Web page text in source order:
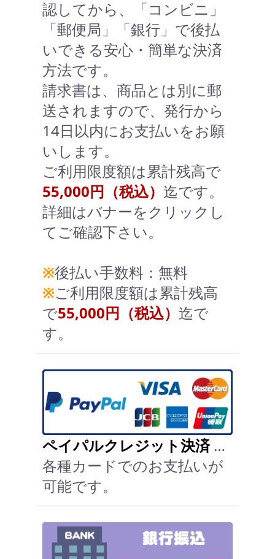
認してから、「コンビニ」
「郵便局」「銀行」で後払
いできる安心・簡単な決済
方法です。
請求書は、商品とは別に郵
送されますので、発行から
14日以内にお支払いをお願
いします。
ご利用限度額は累計残高で
55,000円（税込） 迄です。
詳細はバナーをクリックし
てご確認下さい。
※後払い手数料：無料
※ご利用限度額は累計残高
で55,000円（税込） 迄で
す。
ペイパルクレジット決済…
各種カードでのお支払いが
可能です。